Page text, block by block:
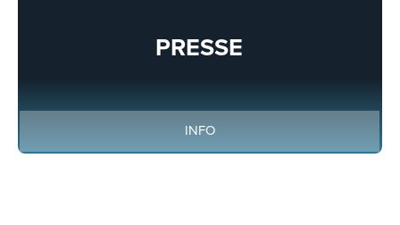
PRESSE
INFO